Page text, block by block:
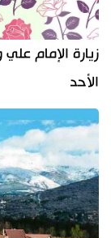
زيارة الإمام
الأحد